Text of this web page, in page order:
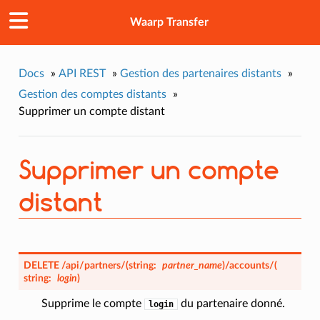
Waarp Transfer
Docs » API REST » Gestion des partenaires distants
»
Gestion des comptes distants
»
Supprimer un compte distant
Supprimer un compte
distant
DELETE /api/partners/(string: partner_name)/accounts/(
string:
login)
Supprime le compte login du partenaire donné.